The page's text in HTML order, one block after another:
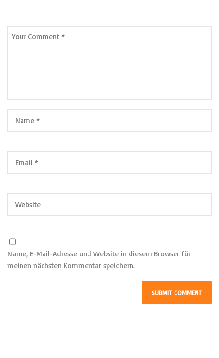
Name, E-Mail-Adresse und Website in diesem Browser für
meinen nächsten Kommentar speichern.